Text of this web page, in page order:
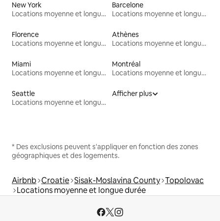
New York
Locations moyenne et longue durée
Barcelone
Locations moyenne et longue durée
Florence
Locations moyenne et longue durée
Athènes
Locations moyenne et longue durée
Miami
Locations moyenne et longue durée
Montréal
Locations moyenne et longue durée
Seattle
Locations moyenne et longue durée
Afficher plus
* Des exclusions peuvent s'appliquer en fonction des zones
géographiques et des logements.
Airbnb Croatie Sisak-Moslavina County Topolovac
Locations moyenne et longue durée